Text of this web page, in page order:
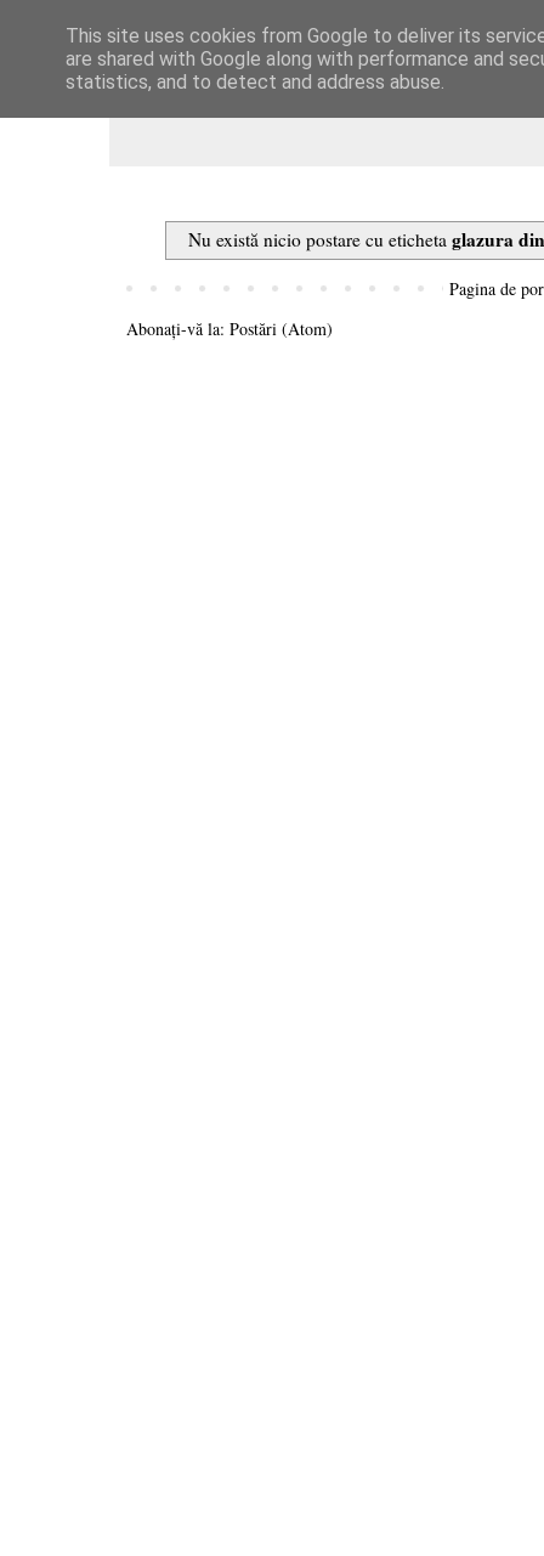
Dulcegarii culinare
Nu există nicio postare cu etichetaglazura
Pagina de
Abonați-vă la: Postări (Atom)
This site uses cookies from Google to deliver its
are shared with Google along with performance and
statistics, and to detect and address abuse.